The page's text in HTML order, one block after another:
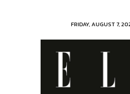
FRIDAY, AUGUST 7,